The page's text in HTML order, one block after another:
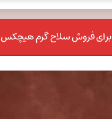
برای فروش سلاح گرم هیچکس